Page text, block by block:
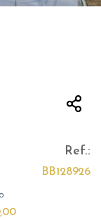
Ref.:
BB128926